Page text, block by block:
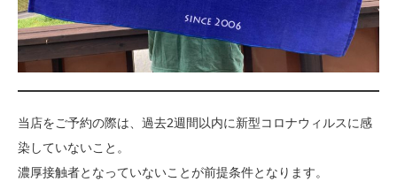
当店をご予約の際は、過去2週間以内に新型コロナウィルスに感
染していないこと。
濃厚接触者となっていないことが前提条件となります。